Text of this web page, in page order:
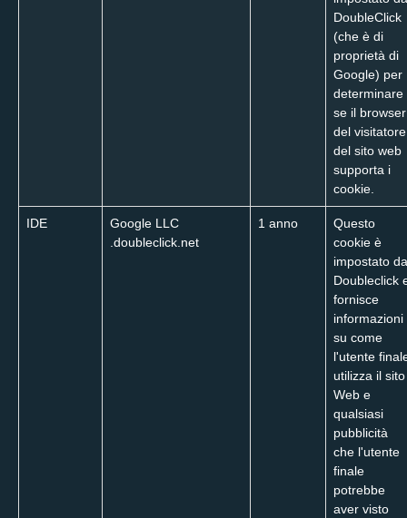
DoubleClick
(che è di
proprietà di
Google) per
determinare
se il browser
del visitatore
del sito web
supporta i
cookie.
IDE
Google LLC
.doubleclick.net
1 anno
Questo
cookie è
impostato da
Doubleclick
fornisce
informazioni
su come
l'utente
utilizza il sito
Web e
qualsiasi
pubblicità
che l'utente
finale
potrebbe
aver visto